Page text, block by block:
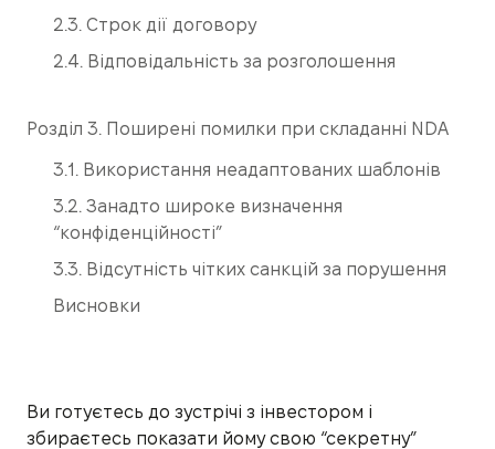
2.3. Строк дії договору
2.4. Відповідальність за розголошення
Розділ 3. Поширені помилки при складанні NDA
3.1. Використання неадаптованих шаблонів
3.2. Занадто широке визначення
“конфіденційності”
3.3. Відсутність чітких санкцій за порушення
Висновки
Ви готуєтесь до зустрічі з інвестором і
збираєтесь показати йому свою “секретну”